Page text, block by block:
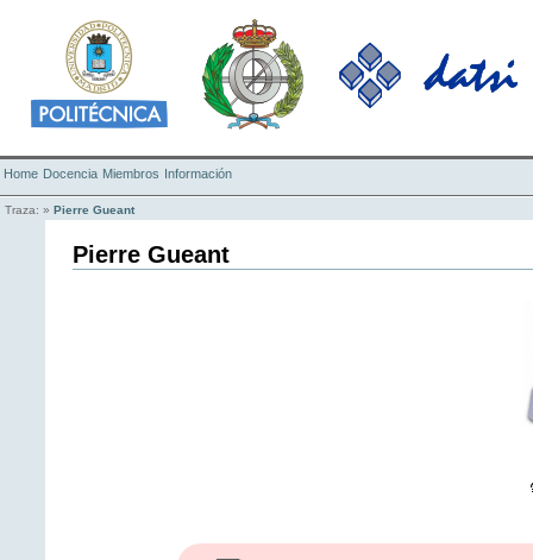
Home Docencia Miembros Información
Traza: » Pierre Gueant
Pierre Gueant